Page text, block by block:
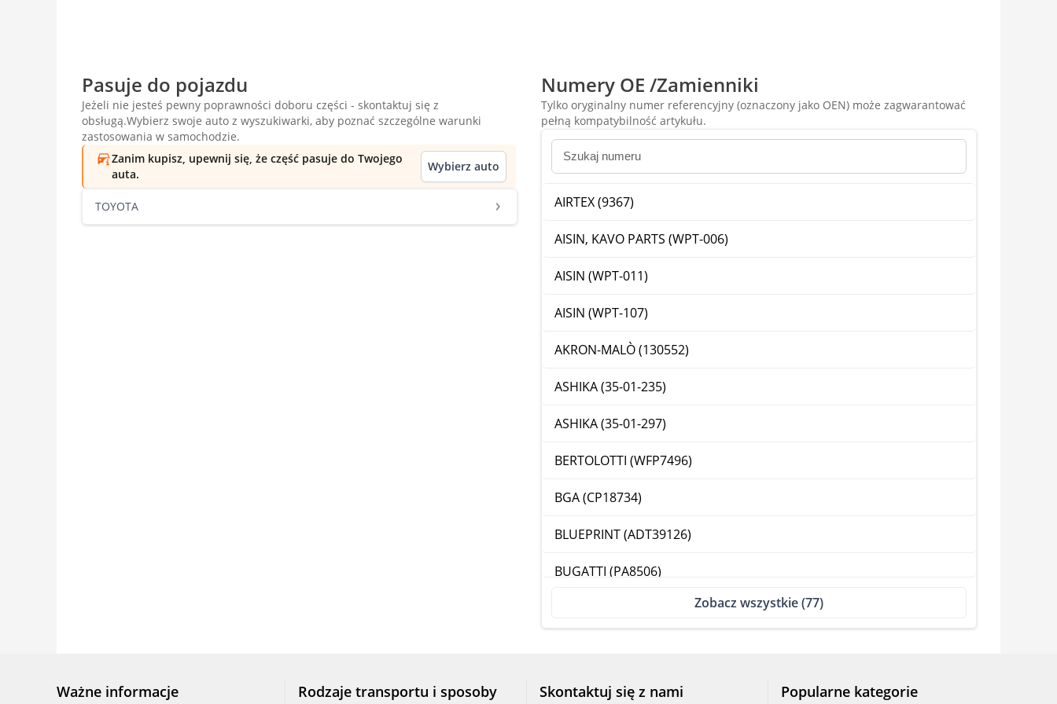
Pasuje do pojazdu
Jeżeli nie jesteś pewny poprawności doboru części - skontaktuj się z
obsługą.Wybierz swoje auto z wyszukiwarki, aby poznać szczególne warunki
zastosowania w samochodzie.
Zanim kupisz, upewnij się, że część pasuje do Twojego
auta.
Wybierz auto
TOYOTA
Numery OE /Zamienniki
Tylko oryginalny numer referencyjny (oznaczony jako OEN) może zagwarantować
pełną kompatybilność artykułu.
AIRTEX (9367)
AISIN, KAVO PARTS (WPT-006)
AISIN (WPT-011)
AISIN (WPT-107)
AKRON-MALÒ (130552)
ASHIKA (35-01-235)
ASHIKA (35-01-297)
BERTOLOTTI (WFP7496)
BGA (CP18734)
BLUEPRINT (ADT39126)
BUGATTI (PA8506)
DAYCO (DP338)
Zobacz wszystkie (77)
Ważne informacje
Rodzaje transportu i sposoby
Skontaktuj się z nami Popularne kategorie